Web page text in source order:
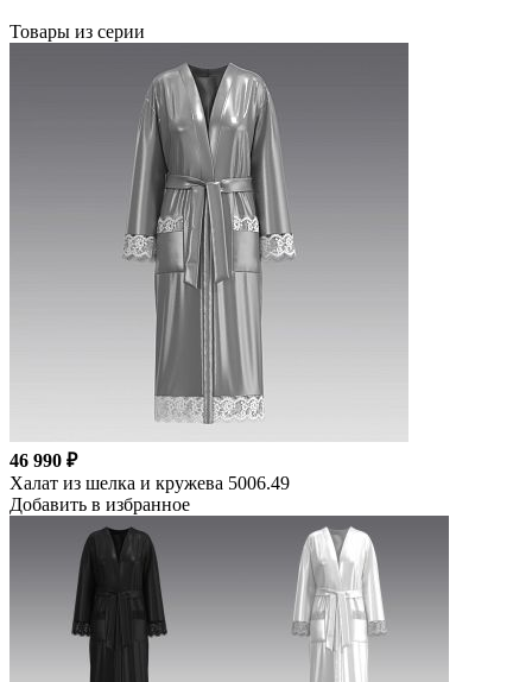
Товары из серии
46 990 ₽
Халат из шелка и кружева 5006.49
Добавить в избранное